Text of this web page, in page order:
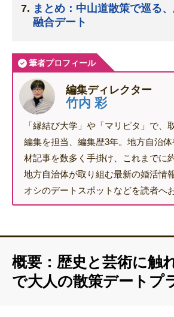
まとめ：中山道散策で巡る
融合デート
筆者プロフィール
編集ディレクター
竹内 彩
「縁結び大学」や「マリピタ」で、
編集を担当、編集歴3年。地方自治
材記事を数多く手掛け、これまでに
地方自治体が取り組む最新の婚活情
オシのデートスポットなどを読者へ
概要：歴史と芸術に触
で大人の散策デートプ